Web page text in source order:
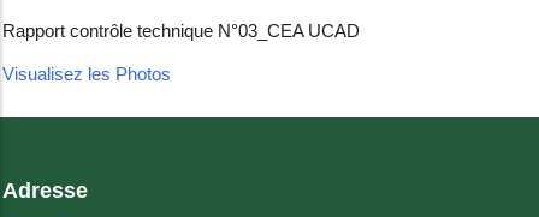
Rapport contrôle technique N°03_CEA UCAD
Visualisez les Photos
Adresse